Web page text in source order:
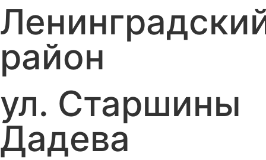
район
ул. Старшины
Дадева